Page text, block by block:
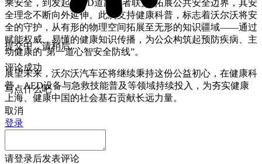
乘安全，到发起“AED道路使者联盟”拓展公共安全边界，其安
全理念不断向外延伸。此次支持健康科普，标志着沃尔沃将安
全的守护，从有形的物理空间拓展至无形的知识疆域——通过
赋能权威、易懂的健康知识传播，为公众构筑起预防疾病、主
动健康的“第一道心智安全防线”。
展望未来，沃尔沃汽车还将继续秉持这份公益初心，在健康科
普、AED设备与急救技能普及等领域持续投入，为夯实健康
上海、健康中国的社会基石贡献长远力量。
提交中，请稍后...
评论成功
写点什么吧
取消
登录
请登录后发表评论